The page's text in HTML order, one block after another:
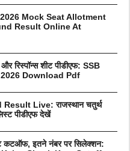
Mock Seat Allotment
Result Online At
रिस्पॉन्स शीट पीडीएफ: SSB
Download Pdf
Live: राजस्थान चतुर्थ
पीडीएफ देखें
इतने नंबर पर सिलेक्शन: